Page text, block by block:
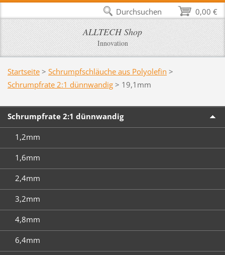
ALLTECH Shop
Innovation
Startseite > Schrumpfschläuche aus Polyolefin >
Schrumpfrate 2:1 dünnwandig > 19,1mm
Schrumpfrate 2:1 dünnwandig
1,2mm
1,6mm
2,4mm
3,2mm
4,8mm
6,4mm
0,00 €
Durchsuchen